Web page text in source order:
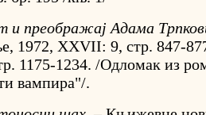
и преображај Адама
1972, XXVII: 9, стр. 847-
1175-1234. /Одломак из
вампира"/.